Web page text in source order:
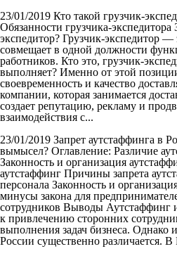
23/01/2019 Кто такой грузчик-
Обязанности грузчика-
экспедитор? Грузчик-экспедитор —
совмещает в одной должности
работников. Кто это, грузчик-
выполняет? Именно от этой
своевременность и качество
компании, которая занимается
создает репутацию, рекламу и
взаимодействия с...
23/01/2019 Запрет аутстаффинга в
вымысел? Оглавление: Различие
Законность и организация
аутстаффинг Причины запрета
персонала Законность и
минусы закона для
сотрудников Выводы Аутстаффинг
к привлечению сторонних
выполнения задач бизнеса. Однако
России существенно различается.